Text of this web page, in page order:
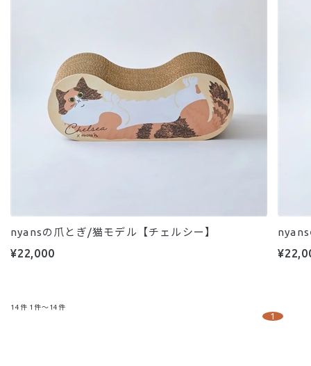
nyansの爪とぎ/猫モデル【チェルシー】
¥22,000
14件 1件～14件
1